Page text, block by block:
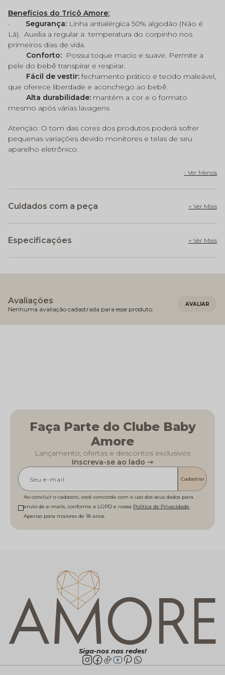
Benefícios do Tricô Amore:
· Segurança: Linha antialérgica 50% algodão (Não é
Lã). Auxilia a regular a temperatura do corpinho nos
primeiros dias de vida.
Conforto: Possui toque macio e suave. Permite a
pele do bebê transpirar e respirar.
Fácil de vestir: fechamento prático e tecido maleável,
que oferece liberdade e aconchego ao bebê.
Alta durabilidade: mantém a cor e o formato
mesmo após várias lavagens
Atenção: O tom das cores dos produtos poderá sofrer
pequenas variações devido monitores e telas de seu
aparelho eletrônico.
Cuidados com a peça
Especificações
Avaliações
Nenhuma avaliação cadastrada para esse produto.
Faça Parte do Clube Baby
Amore
Lançamento, ofertas e descontos exclusivos
Inscreva-se ao lado ⇾
Cadastrar
Ao concluir o cadastro, você concorda com o uso dos seus dados para
envio de e-mails, conforme a LGPD e nossa Política de Privacidade
Siga-nos nas redes!